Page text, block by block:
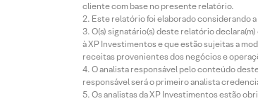
cliente com base no presente relatório.
Este relatório foi elaborado considerando
O(s) signatário(s) deste relatório
à XP Investimentos e que estão sujeitas a
receitas provenientes dos negócios e
O analista responsável pelo conteúdo
responsável será o primeiro analista
Os analistas da XP Investimentos estão